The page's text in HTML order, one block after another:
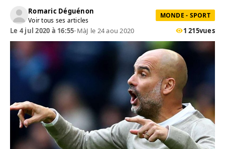
Romaric Déguénon
Voir tous ses articles
MONDE - SPORT
Le 4 jul 2020 à 16:55•MàJ le 24 aou 2020 1 215vues